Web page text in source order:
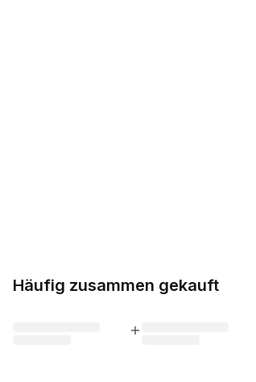
Häufig zusammen gekauft